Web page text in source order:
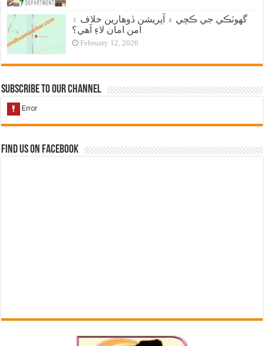
گهوٽڪي جي ڪچي ۾ آپريشن ڏوهارين خلاف ۽
امن امان لاءِ آهي؟
February 12, 2026
Subscribe to our Channel
Find us on Facebook